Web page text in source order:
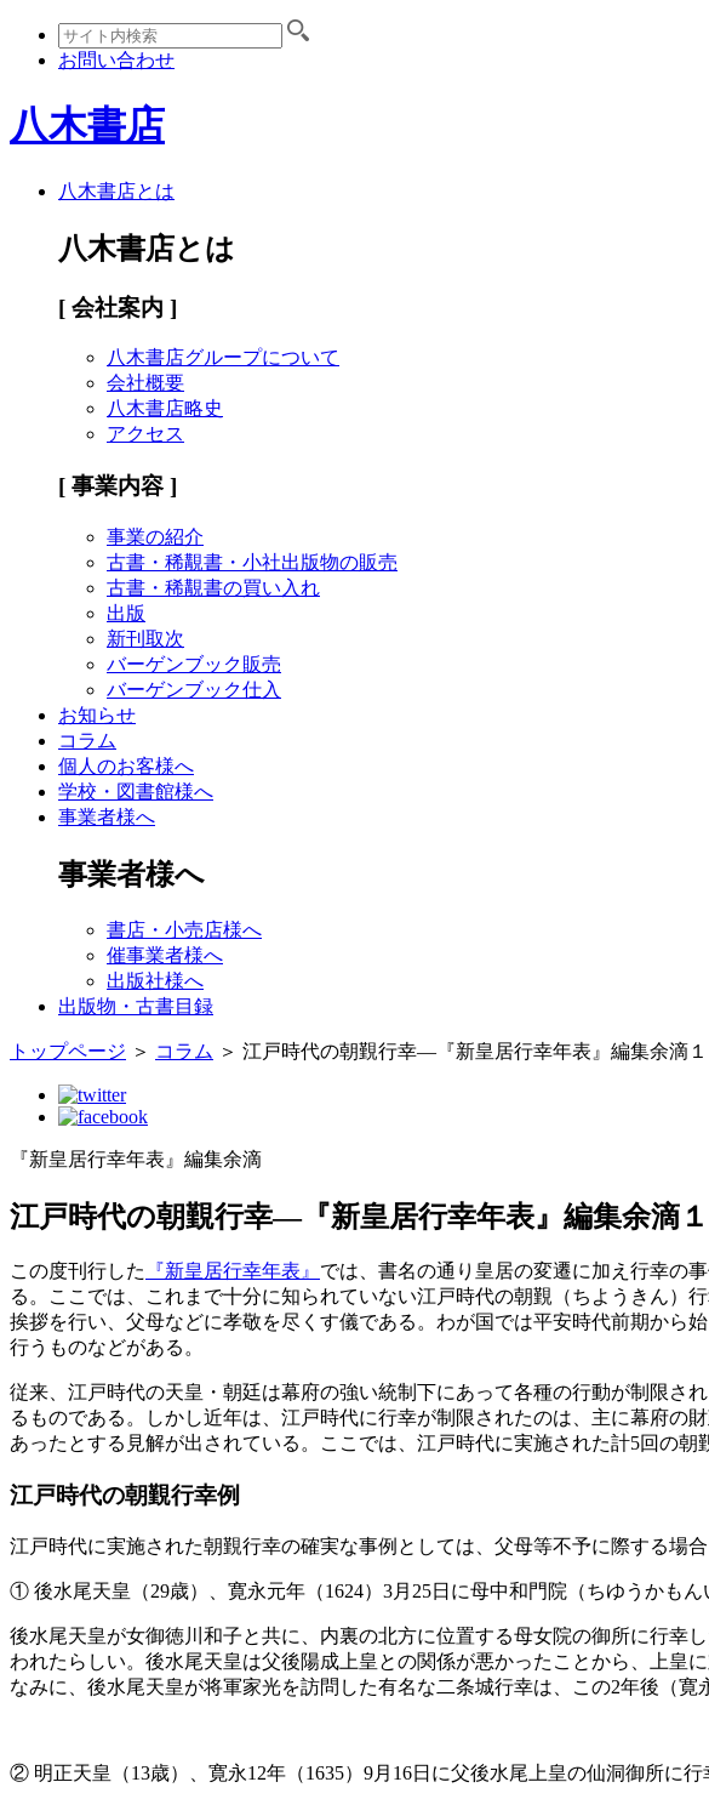
お問い合わせ
八木書店
八木書店とは
八木書店とは
[ 会社案内 ]
八木書店グループについて
会社概要
八木書店略史
アクセス
[ 事業内容 ]
事業の紹介
古書・稀覯書・小社出版物の販売
古書・稀覯書の買い入れ
出版
新刊取次
バーゲンブック販売
バーゲンブック仕入
お知らせ
コラム
個人のお客様へ
学校・図書館様へ
事業者様へ
事業者様へ
書店・小売店様へ
催事業者様へ
出版社様へ
出版物・古書目録
トップページ ＞ コラム ＞ 江戸時代の朝覲行幸―『新皇居行幸年表』編集余滴１
『新皇居行幸年表』編集余滴
江戸時代の朝覲行幸―『新皇居行幸年表』編集余滴１
この度刊行した 『新皇居行幸年表』 では、書名の通り皇居の変遷に加え行幸の
る。ここでは、これまで十分に知られていない江戸時代の朝覲（ちようきん）
挨拶を行い、父母などに孝敬を尽くす儀である。わが国では平安時代前期から
行うものなどがある。
従来、江戸時代の天皇・朝廷は幕府の強い統制下にあって各種の行動が制限さ
るものである。しかし近年は、江戸時代に行幸が制限されたのは、主に幕府
あったとする見解が出されている。ここでは、江戸時代に実施された計5回の
江戸時代の朝覲行幸例
江戸時代に実施された朝覲行幸の確実な事例としては、父母等不予に際する場
① 後水尾天皇（29歳）、寛永元年（1624）3月25日に母中和門院（ちゆうかも
後水尾天皇が女御徳川和子と共に、内裏の北方に位置する母女院の御所に行幸
われたらしい。後水尾天皇は父後陽成上皇との関係が悪かったことから、上皇
なみに、後水尾天皇が将軍家光を訪問した有名な二条城行幸は、この2年後（寛
② 明正天皇（13歳）、寛永12年（1635）9月16日に父後水尾上皇の仙洞御所に行